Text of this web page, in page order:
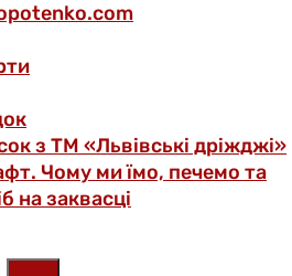
з ТМ «Львівські дріжджі»
Чому ми їмо, печемо та
на заквасці